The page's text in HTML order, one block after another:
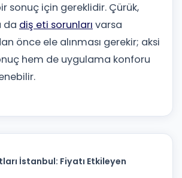
sonuç için gereklidir. Çürük,
da diş eti sorunları varsa
önce ele alınması gerekir; aksi
hem de uygulama konforu
İstanbul: Fiyatı Etkileyen